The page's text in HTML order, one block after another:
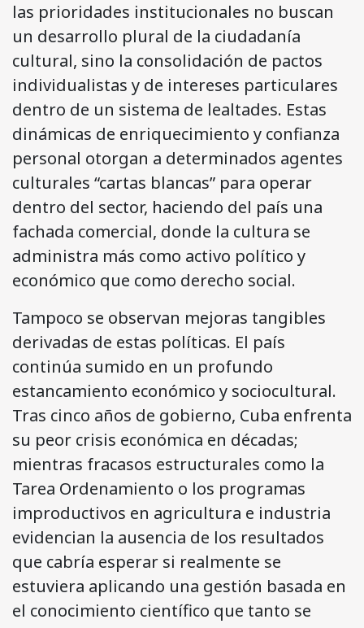
las prioridades institucionales no buscan
un desarrollo plural de la ciudadanía
cultural, sino la consolidación de pactos
individualistas y de intereses particulares
dentro de un sistema de lealtades. Estas
dinámicas de enriquecimiento y confianza
personal otorgan a determinados agentes
culturales “cartas blancas” para operar
dentro del sector, haciendo del país una
fachada comercial, donde la cultura se
administra más como activo político y
económico que como derecho social.
Tampoco se observan mejoras tangibles
derivadas de estas políticas. El país
continúa sumido en un profundo
estancamiento económico y sociocultural.
Tras cinco años de gobierno, Cuba enfrenta
su peor crisis económica en décadas;
mientras fracasos estructurales como la
Tarea Ordenamiento o los programas
improductivos en agricultura e industria
evidencian la ausencia de los resultados
que cabría esperar si realmente se
estuviera aplicando una gestión basada en
el conocimiento científico que tanto se